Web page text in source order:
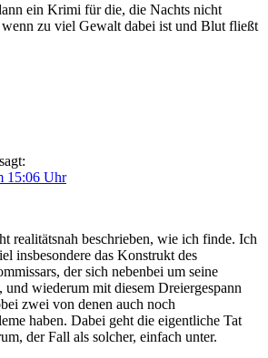
ein Krimi für die, die Nachts nicht
zu viel Gewalt dabei ist und Blut fließt
sagt:
15:06 Uhr
realitätsnah beschrieben, wie ich finde. Ich
insbesondere das Konstrukt des
der sich nebenbei um seine
wiederum mit diesem Dreiergespann
zwei von denen auch noch
haben. Dabei geht die eigentliche Tat
der Fall als solcher, einfach unter.